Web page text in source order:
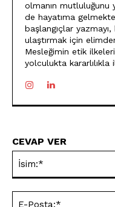
olmanın mutluluğunu
de hayatıma
başlangıçlar
ulaştırmak için
Mesleğimin etik
yolculukta kararlılıkla
CEVAP VER